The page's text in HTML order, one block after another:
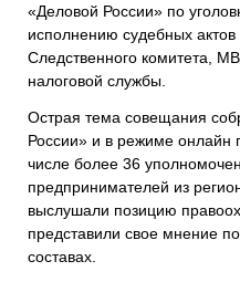
«Деловой России» по
исполнению судебных
Следственного комитета,
налоговой службы.
Острая тема совещания
России» и в режиме онлайн
числе более 36
предпринимателей из
выслушали позицию
представили свое мнение
составах.